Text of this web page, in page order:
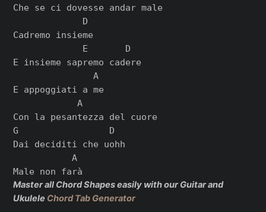
Che se ci dovesse andar male
             D
Cadremo insieme
             E       D
E insieme sapremo cadere
               A
E appoggiati a me
            A
Con la pesantezza del cuore
G                 D
Dai deciditi che uohh
           A
Master all Chord Shapes easily with our Guitar and
Ukulele Chord Tab Generator